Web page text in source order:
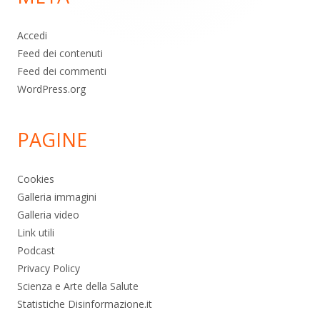
Accedi
Feed dei contenuti
Feed dei commenti
WordPress.org
PAGINE
Cookies
Galleria immagini
Galleria video
Link utili
Podcast
Privacy Policy
Scienza e Arte della Salute
Statistiche Disinformazione.it